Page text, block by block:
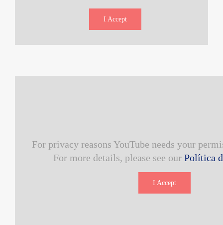
I Accept
For privacy reasons YouTube needs your
For more details, please see our Política
I Accept